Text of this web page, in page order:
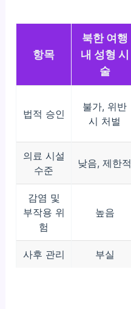
항목
북한 여행
내 성형 시
술
법적 승인
불가, 위반
시 처벌
의료 시설
수준
낮음, 제한적
감염 및
부작용 위
험
높음
사후 관리 부실